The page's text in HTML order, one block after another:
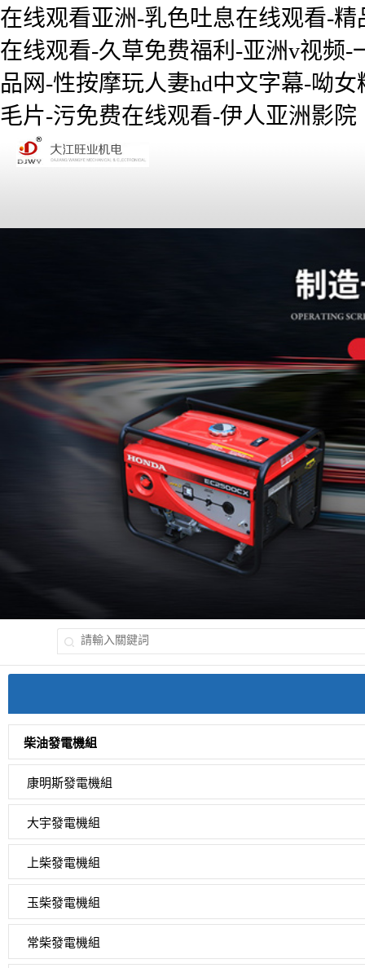
在线观看亚洲-乳色吐息在线观看-
在线观看-久草免费福利-亚洲v视频
品网-性按摩玩人妻hd中文字幕-呦
毛片-污免费在线观看-伊人亚洲影院
柴油發電機組
康明斯發電機組
大宇發電機組
上柴發電機組
玉柴發電機組
常柴發電機組